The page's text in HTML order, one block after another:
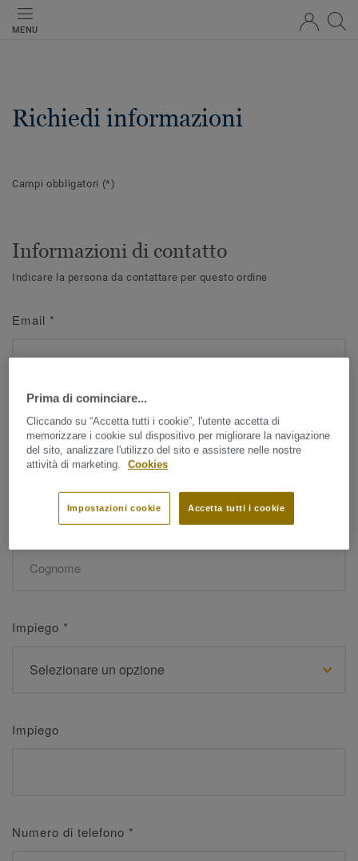
MENU
Richiedi informazioni
Campi obbligatori (*)
Informazioni di contatto
Indicare la persona da contattare per questo ordine
Email *
Nome*
Cognome*
Impiego *
Impiego
Numero di telefono *
Prima di cominciare...
Cliccando su “Accetta tutti i cookie”, l'utente accetta di
memorizzare i cookie sul dispositivo per migliorare la navigazione
del sito, analizzare l'utilizzo del sito e assistere nelle nostre
attività di marketing.
Cookies
Accetta tutti i cookie
Impostazioni cookie